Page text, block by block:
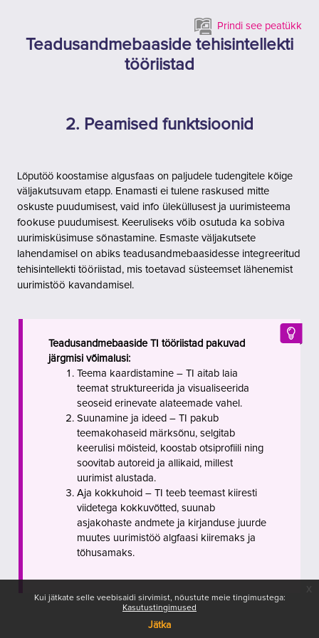
Kui jätkate selle veebisaidi sirvimist, nõustute meie tingimustega:
Kasutustingimused
Jätka
Prindi see peatükk
Teadusandmebaaside tehisintellekti
tööriistad
2. Peamised funktsioonid
Lõputöö koostamise algusfaas on paljudele tudengitele kõige
väljakutsuvam etapp. Enamasti ei tulene raskused mitte
oskuste puudumisest, vaid info üleküllusest ja uurimisteema
fookuse puudumisest. Keeruliseks võib osutuda ka sobiva
uurimisküsimuse sõnastamine. Esmaste väljakutsete
lahendamisel on abiks teadusandmebaasidesse integreeritud
tehisintellekti tööriistad, mis toetavad süsteemset lähenemist
uurimistöö kavandamisel.
Teadusandmebaaside TI tööriistad pakuvad
järgmisi võimalusi:
Teema kaardistamine – T I aitab laia
teemat struktureerida ja visualiseerida
seoseid erinevate alateemade vahel.
Suunamine ja ideed – TI pakub
teemakohaseid märksõnu, selgitab
keerulisi mõisteid, koostab otsiprofiili ning
soovitab autoreid ja allikaid, millest
uurimist alustada.
Aja kokkuhoid – TI teeb teemast kiiresti
viidetega kokkuvõtted, suunab
asjakohaste andmete ja kirjanduse juurde
muutes uurimistöö algfaasi kiiremaks ja
tõhusamaks.